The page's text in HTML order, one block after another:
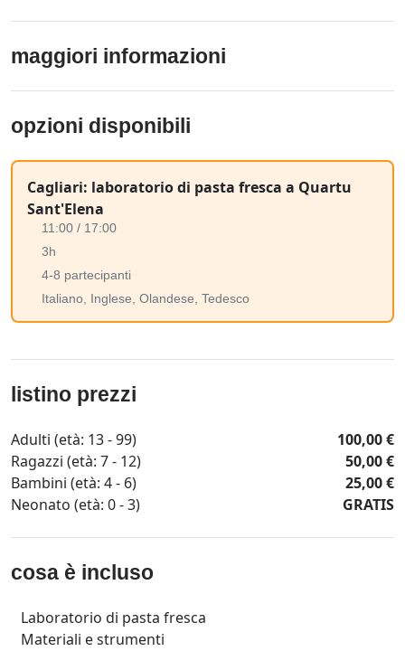
maggiori informazioni
opzioni disponibili
Cagliari: laboratorio di pasta fresca a Quartu
Sant'Elena
11:00 / 17:00
3h
4-8 partecipanti
Italiano, Inglese, Olandese, Tedesco
listino prezzi
Adulti (età: 13 - 99)
100,00 €
Ragazzi (età: 7 - 12)
50,00 €
Bambini (età: 4 - 6)
25,00 €
Neonato (età: 0 - 3)
GRATIS
cosa è incluso
Laboratorio di pasta fresca
Materiali e strumenti